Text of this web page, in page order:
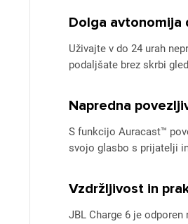
Dolga avtonomija
Uživajte v do 24 urah
podaljšate brez skrbi
Napredna
S funkcijo Auracast™
svojo glasbo s prijatelji
Vzdržljivost in
JBL Charge 6 je